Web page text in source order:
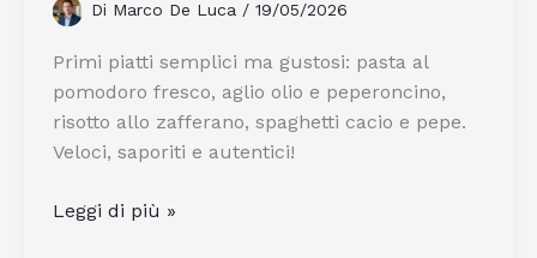
Di Marco De Luca / 19/05/2026
Primi piatti semplici ma gustosi: pasta al
pomodoro fresco, aglio olio e peperoncino,
risotto allo zafferano, spaghetti cacio e pepe.
Veloci, saporiti e autentici!
Quali
Leggi di più »